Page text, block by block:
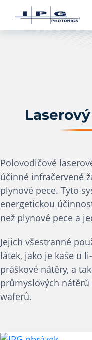
Polovodičové
účinné infračervené
plynové pece. Tyto
energetickou
než plynové pece a
Jejich všestranné
látek, jako je kaše u
práškové nátěry, a
průmyslových
waferů.